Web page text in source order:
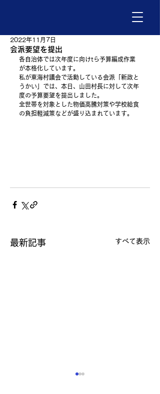
会派要望を提出
2022年11月7日
各自治体では次年度に向けtら予算編成作業
が本格化しています。
私が東海村議会で活動している会派「新政と
うかい」では、本日、山田村長に対して次年
度の予算要望を提出しました。
全世帯を対象とした物価高騰対策や学校給食
の負担軽減策などが盛り込まれています。
最新記事 すべて表示